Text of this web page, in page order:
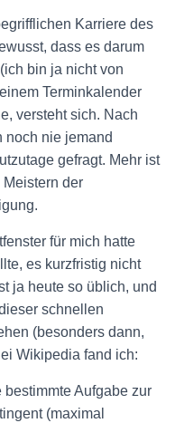
N
Karriere des
dass es darum
bin ja nicht von
Terminkalender
versteht sich. Nach
noch nie jemand
gefragt. Mehr ist
der
für mich hatte
es kurzfristig nicht
ja heute so üblich, und
schnellen
(besonders dann,
Wikipedia fand ich:
bestimmte Aufgabe zur
(maximal